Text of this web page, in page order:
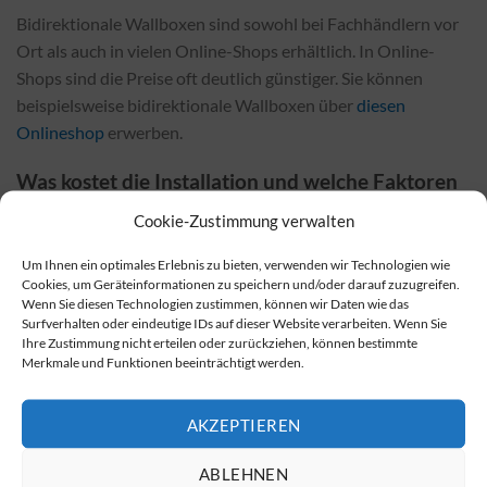
Cookie-Zustimmung verwalten
Um Ihnen ein optimales Erlebnis zu bieten, verwenden wir Technologien wie
Cookies, um Geräteinformationen zu speichern und/oder darauf zuzugreifen.
Wenn Sie diesen Technologien zustimmen, können wir Daten wie das
Surfverhalten oder eindeutige IDs auf dieser Website verarbeiten. Wenn Sie
Ihre Zustimmung nicht erteilen oder zurückziehen, können bestimmte
Merkmale und Funktionen beeinträchtigt werden.
AKZEPTIEREN
ABLEHNEN
Bidirektionale Wallboxen sind sowohl bei Fachhändlern vor
Ort als auch in vielen Online-Shops erhältlich. In Online-
Shops sind die Preise oft deutlich günstiger. Sie können
beispielsweise bidirektionale Wallboxen überdiesen
Onlineshop erwerben.
Was kostet die Installation und welche Faktoren
hängen vom gewählten Modell und den örtlichen
Gegebenheiten ab. Sie sollten Faktoren wie die Komplexität
der Installation und eventuell notwendige Anpassungen in
Ihrer elektrischen Infrastruktur berücksichtigen. Es ist
bidirektionalen Wallbox in der Regel teurer ist als die einer
herkömmlichen Wallbox, jedoch durch die Einsparungen, die